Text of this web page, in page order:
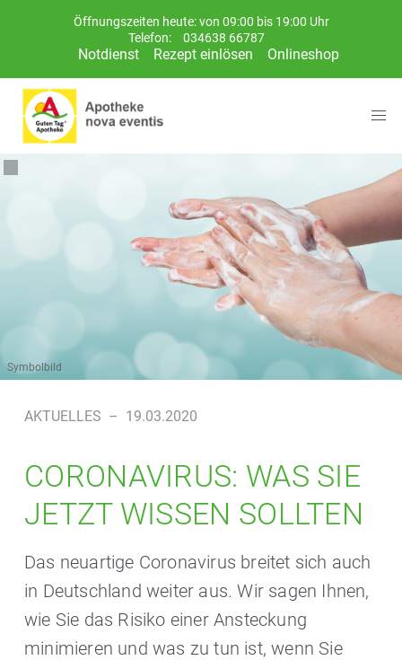
Öffnungszeiten heute: von 09:00 bis 19:00 Uhr
Telefon:
034638 66787
Notdienst Rezept einlösen Onlineshop
Symbolbild
AKTUELLES – 19.03.2020
CORONAVIRUS: WAS SIE
JETZT WISSEN SOLLTEN
Das neuartige Coronavirus breitet sich auch
in Deutschland weiter aus. Wir sagen Ihnen,
wie Sie das Risiko einer Ansteckung
minimieren und was zu tun ist, wenn Sie